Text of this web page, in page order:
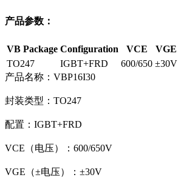
产品参数：
VB Package Configuration VCE VGE
TO247
IGBT+FRD 600/650 ±30V
产品名称：VBP16I30
封装类型：TO247
配置：IGBT+FRD
VCE（电压）：600/650V
VGE（±电压）：±30V